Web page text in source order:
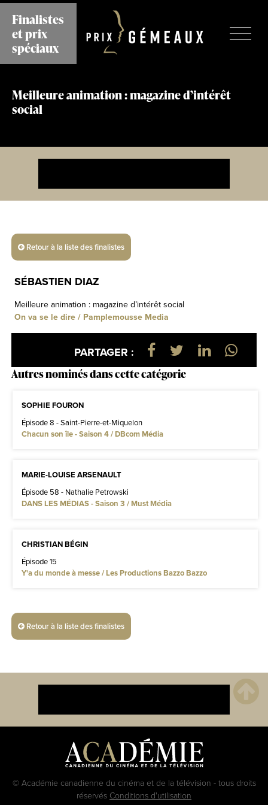
Aller
contenu
principal
Finalistes
et prix
spéciaux
Meilleure animation : magazine d’intérêt
social
Retour à la liste des finalistes
SÉBASTIEN DIAZ
Meilleure animation : magazine d’intérêt social
On va se le dire / Pamplemousse Media
PARTAGER :
Autres nominés dans cette catégorie
SOPHIE FOURON
Épisode 8 - Saint-Pierre-et-Miquelon
Chacun son île - Saison 4 / DBcom Média
MARIE-LOUISE ARSENAULT
Épisode 58 - Nathalie Petrowski
DANS LES MÉDIAS - Saison 3 / Must Média
CHRISTIAN BÉGIN
Épisode 15
Y'a du monde à messe / Les Productions Bazzo Bazzo
Retour à la liste des finalistes
© Académie canadienne du cinéma et de la télévision - tous droits
réservés Conditions d'utilisation